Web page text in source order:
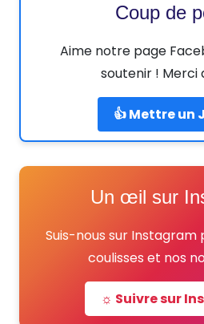
Coup de
Aime notre page
soutenir ! Merci
👍 Mettre un
Un œil sur
Suis-nous sur Instagram
coulisses et nos
☼ Suivre sur